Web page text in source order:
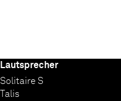
Lautsprecher
Solitaire S
Talis